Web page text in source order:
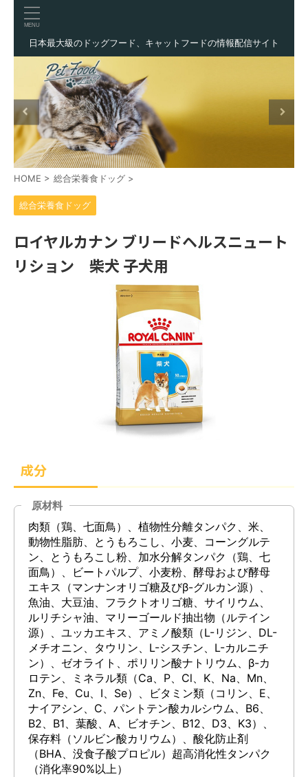
日本最大級のドッグフード、キャットフードの情報配信サイト
HOME > 総合栄養食ドッグ >
総合栄養食ドッグ
ロイヤルカナン ブリードヘルスニュート
リション 柴犬 子犬用
成分
原材料
肉類（鶏、七面鳥）、植物性分離タンパク、米、
動物性脂肪、とうもろこし、小麦、コーングルテ
ン、とうもろこし粉、加水分解タンパク（鶏、七
面鳥）、ビートパルプ、小麦粉、酵母および酵母
エキス（マンナンオリゴ糖及びβ-グルカン源）、
魚油、大豆油、フラクトオリゴ糖、サイリウム、
ルリチシャ油、マリーゴールド抽出物（ルテイン
源）、ユッカエキス、アミノ酸類（L-リジン、DL-
メチオニン、タウリン、L-シスチン、L-カルニチ
ン）、ゼオライト、ポリリン酸ナトリウム、β-カ
ロテン、ミネラル類（Ca、P、Cl、K、Na、Mn、
Zn、Fe、Cu、I、Se）、ビタミン類（コリン、E、
ナイアシン、C、パントテン酸カルシウム、B6、
B2、B1、葉酸、A、ビオチン、B12、D3、K3）、
保存料（ソルビン酸カリウム）、酸化防止剤
（BHA、没食子酸プロピル）超高消化性タンパク
（消化率90%以上）